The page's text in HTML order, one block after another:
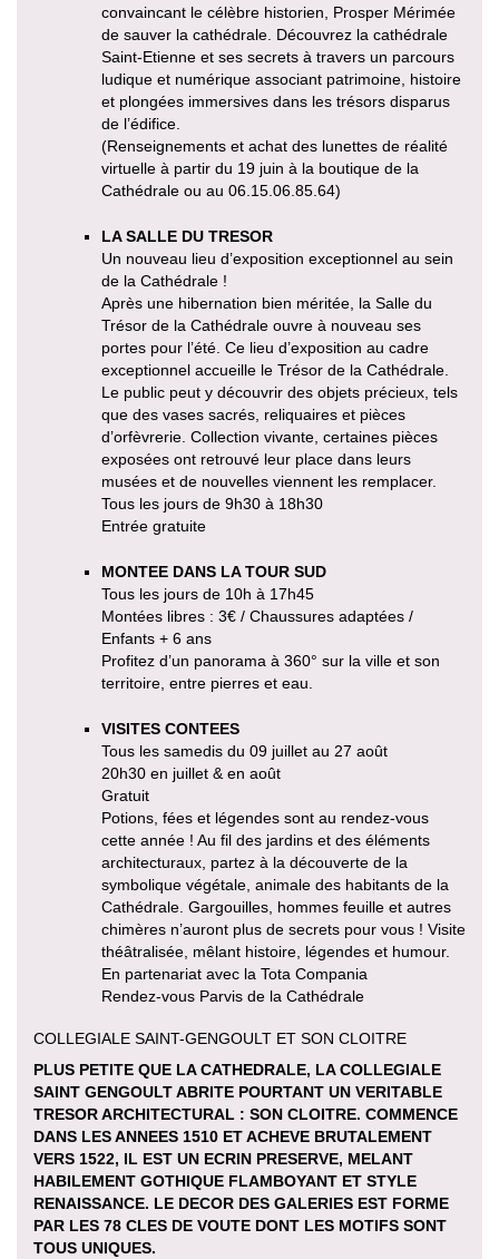
convaincant le célèbre historien, Prosper Mérimée
de sauver la cathédrale. Découvrez la cathédrale
Saint-Etienne et ses secrets à travers un parcours
ludique et numérique associant patrimoine, histoire
et plongées immersives dans les trésors disparus
de l’édifice.
(Renseignements et achat des lunettes de réalité
virtuelle à partir du 19 juin à la boutique de la
Cathédrale ou au 06.15.06.85.64)
LA SALLE DU TRESOR
Un nouveau lieu d’exposition exceptionnel au sein
de la Cathédrale !
Après une hibernation bien méritée, la Salle du
Trésor de la Cathédrale ouvre à nouveau ses
portes pour l’été. Ce lieu d’exposition au cadre
exceptionnel accueille le Trésor de la Cathédrale.
Le public peut y découvrir des objets précieux, tels
que des vases sacrés, reliquaires et pièces
d’orfèvrerie. Collection vivante, certaines pièces
exposées ont retrouvé leur place dans leurs
musées et de nouvelles viennent les remplacer.
Tous les jours de 9h30 à 18h30
Entrée gratuite
MONTEE DANS LA TOUR SUD
Tous les jours de 10h à 17h45
Montées libres : 3€ / Chaussures adaptées /
Enfants + 6 ans
Profitez d’un panorama à 360° sur la ville et son
territoire, entre pierres et eau.
VISITES CONTEES
Tous les samedis du 09 juillet au 27 août
20h30 en juillet & en août
Gratuit
Potions, fées et légendes sont au rendez-vous
cette année ! Au fil des jardins et des éléments
architecturaux, partez à la découverte de la
symbolique végétale, animale des habitants de la
Cathédrale. Gargouilles, hommes feuille et autres
chimères n’auront plus de secrets pour vous ! Visite
théâtralisée, mêlant histoire, légendes et humour.
En partenariat avec la Tota Compania
Rendez-vous Parvis de la Cathédrale
COLLEGIALE SAINT-GENGOULT ET SON CLOITRE
PLUS PETITE QUE LA CATHEDRALE, LA COLLEGIALE
SAINT GENGOULT ABRITE POURTANT UN VERITABLE
TRESOR ARCHITECTURAL : SON CLOITRE. COMMENCE
DANS LES ANNEES 1510 ET ACHEVE BRUTALEMENT
VERS 1522, IL EST UN ECRIN PRESERVE, MELANT
HABILEMENT GOTHIQUE FLAMBOYANT ET STYLE
RENAISSANCE. LE DECOR DES GALERIES EST FORME
PAR LES 78 CLES DE VOUTE DONT LES MOTIFS SONT
TOUS UNIQUES.